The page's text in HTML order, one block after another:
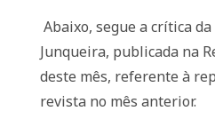
Abaixo, segue a crítica
Junqueira, publicada na
deste mês, referente à
revista no mês anterior.